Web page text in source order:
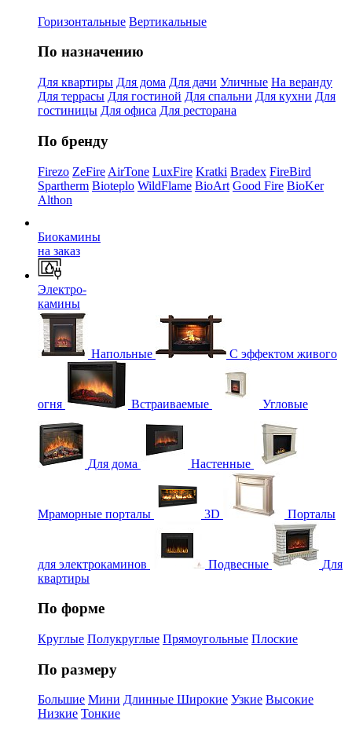
Горизонтальные Вертикальные
По назначению
Для квартиры Для дома Для дачи Уличные На веранду
Для террасы Для гостиной Для спальни Для кухни Для
гостиницы Для офиса Для ресторана
По бренду
Firezo ZeFire AirTone LuxFire Kratki Bradex FireBird
Spartherm Bioteplo WildFlame BioArt Good Fire BioKer
Althon
Биокамины
на заказ
Электро-
камины
Напольные С эффектом живого
огня Встраиваемые Угловые
Для дома Настенные
Мраморные порталы 3D Порталы
для электрокаминов Подвесные
Для
квартиры
По форме
Круглые Полукруглые Прямоугольные Плоские
По размеру
Большие Мини Длинные Широкие Узкие Высокие
Низкие Тонкие